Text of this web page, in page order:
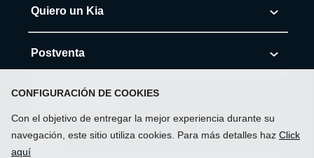
Morning
Sonet
Quiero un Kia
Cotiza tu Kia
Red de Concesionarios
Postventa
Agenda tu cita al Servicio
Servicios autorizados
Electromovilidad
Kia Híbridos HEV
Mi Kia
CONFIGURACIÓN DE COOKIES
Con el objetivo de entregar la mejor experiencia durante su
navegación, este sitio utiliza cookies. Para más detalles haz Click
aquí